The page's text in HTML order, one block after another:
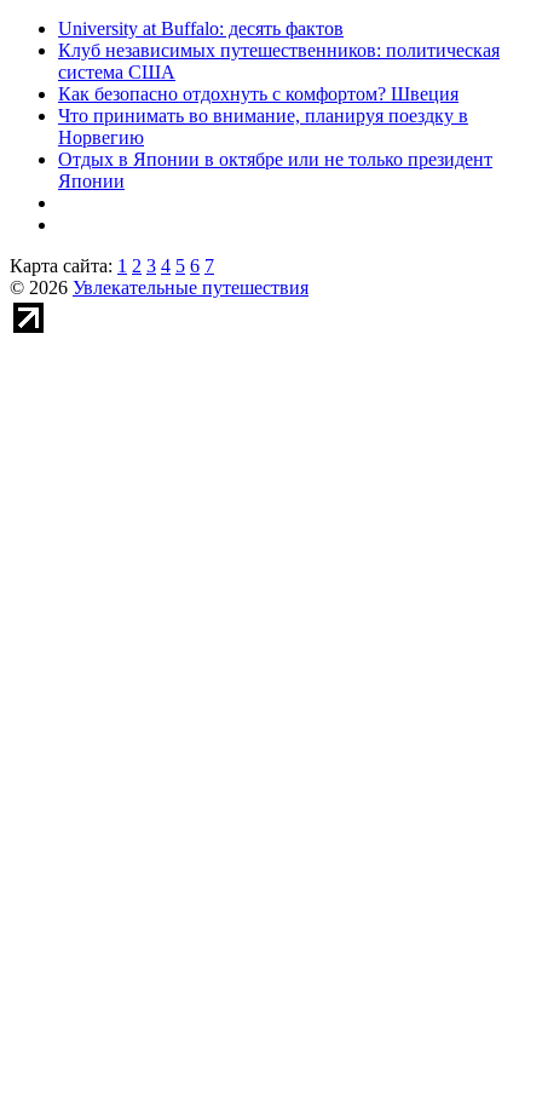
University at Buffalo: десять фактов
Клуб независимых путешественников: политическая
система США
Как безопасно отдохнуть с комфортом? Швеция
Что принимать во внимание, планируя поездку в
Норвегию
Отдых в Японии в октябре или не только президент
Японии
Карта сайта: 1 2 3 4 5 6 7
© 2026 Увлекательные путешествия